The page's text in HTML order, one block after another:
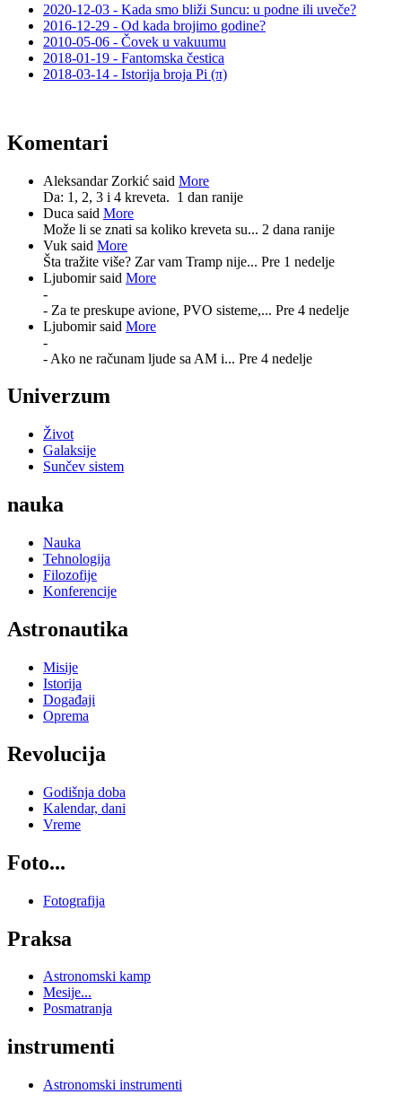
2020-12-03 - Kada smo bliži Suncu: u podne ili uveče?
2016-12-29 - Od kada brojimo godine?
2010-05-06 - Čovek u vakuumu
2018-01-19 - Fantomska čestica
2018-03-14 - Istorija broja Pi (π)
Komentari
Aleksandar Zorkić said More
Da: 1, 2, 3 i 4 kreveta. 1 dan ranije
Duca said More
Može li se znati sa koliko kreveta su... 2 dana ranije
Vuk said More
Šta tražite više? Zar vam Tramp nije... Pre 1 nedelje
Ljubomir said More
-
- Za te preskupe avione, PVO sisteme,... Pre 4 nedelje
Ljubomir said More
-
- Ako ne računam ljude sa AM i... Pre 4 nedelje
Univerzum
Život
Galaksije
Sunčev sistem
nauka
Nauka
Tehnologija
Filozofije
Konferencije
Astronautika
Misije
Istorija
Događaji
Oprema
Revolucija
Godišnja doba
Kalendar, dani
Vreme
Foto...
Fotografija
Praksa
Astronomski kamp
Mesije...
Posmatranja
instrumenti
Astronomski instrumenti